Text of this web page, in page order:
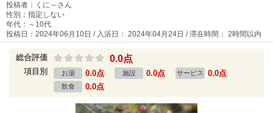
投稿者：くに～さん
性別：指定しない
年代：～10代
投稿日：2024年06月10日 / 入浴日： 2024年04月24日 / 滞在時間： 2時間以内
総合評価 0.0点
項目別 お湯 0.0点 施設 0.0点 サービス 0.0点
飲食 0.0点